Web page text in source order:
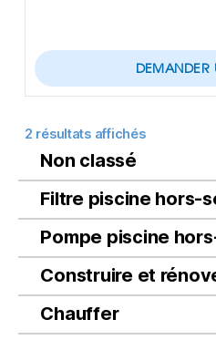
DEMANDER
2 résultats affichés
Non classé
Filtre piscine hors-
Pompe piscine
Construire et
Chauffer